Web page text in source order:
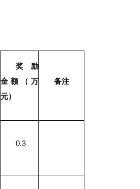
奖励
金额（万
元）
备注
0.3